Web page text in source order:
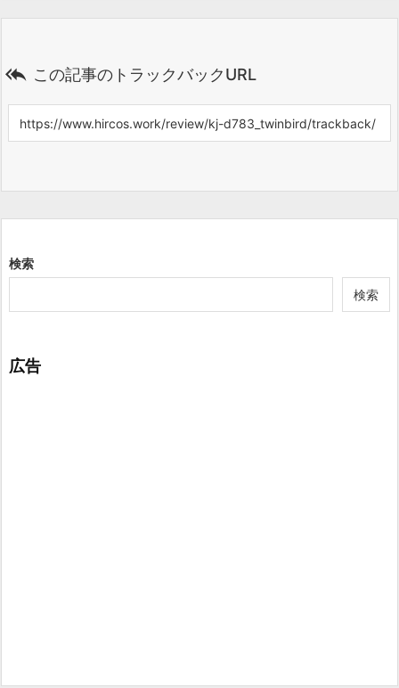
 この記事のトラックバックURL
検索
検索
広告